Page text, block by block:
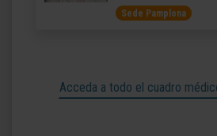
Sede Pamplona
Acceda a todo el cuadro